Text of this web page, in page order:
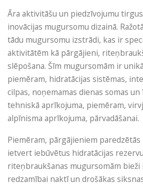
Āra aktivitāšu un piedzīvojumu
inovācijas mugursomu dizainā.
tādu mugursomu izstrādi, kas ir
aktivitātēm kā pārgājieni,
slēpošana. Šīm mugursomām ir
piemēram, hidratācijas sistēmas,
cilpas, noņemamas dienas somas
tehniskā aprīkojuma, piemēram,
alpīnisma aprīkojuma, pārvadāšanai.
Piemēram, pārgājieniem
ietvert iebūvētus hidratācijas
riteņbraukšanas mugursomām
redzamībai naktī un drošākas